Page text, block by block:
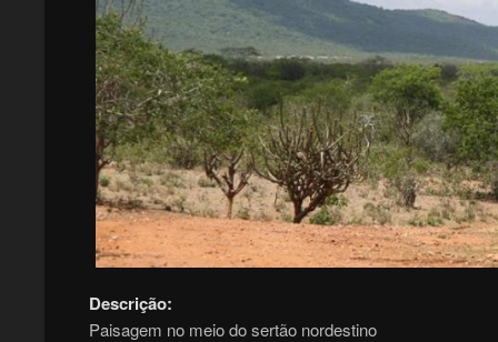
Descrição:
Paisagem no meio do sertão nordestino